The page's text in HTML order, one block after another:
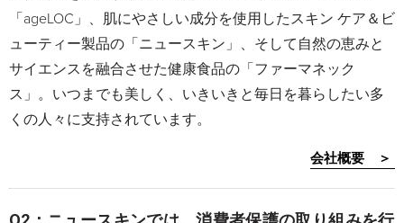
「ageLOC」、肌にやさしい成分を使用したスキン ケア＆ビ
ューティー製品の「ニュースキン」、そして自然の恵みと
サイエンスを融合させた健康食品の「ファーマネック
ス」。いつまでも美しく、いきいきと毎日を暮らしたい多
くの人々に支持されています。
会社概要 ＞